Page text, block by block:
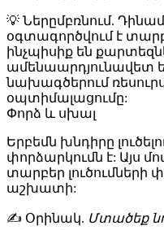
💡 Ներըմբռնում.
օգտագործվում է
ինչպիսիք են
ամենաարդյունավետ
նախագծերում
օպտիմալացումը:
Փորձ և սխալ
Երբեմն խնդիրը
փորձարկումն է: Այս
տարբեր լուծումների
աշխատի:
✍️ Օրինակ. Մտածեք